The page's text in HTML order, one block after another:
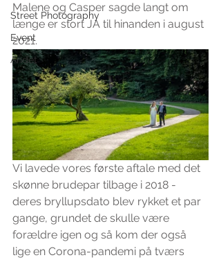
Street Photography
Event
Andet
Malene og Casper sagde langt om
længe er stort JA til hinanden i august
2021.
Vi lavede vores første aftale med det
skønne brudepar tilbage i 2018 -
deres bryllupsdato blev rykket et par
gange, grundet de skulle være
forældre igen og så kom der også
lige en Corona-pandemi på tværs